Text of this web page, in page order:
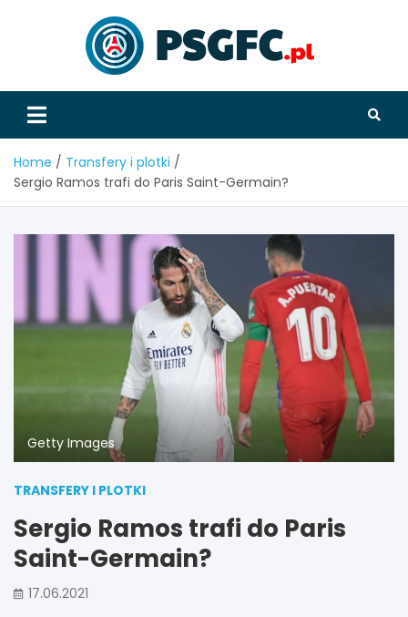
Home
Transfery i plotki
Sergio Ramos trafi do Paris Saint-Germain?
Getty Images
TRANSFERY I PLOTKI
Sergio Ramos trafi do Paris
Saint-Germain?
17.06.2021